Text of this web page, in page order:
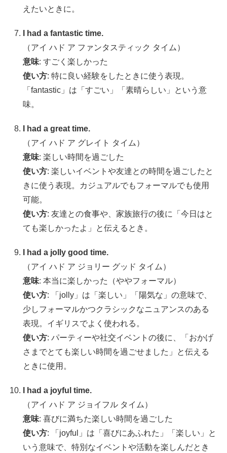
えたいときに。
I had a fantastic time.
（アイ ハド ア ファンタスティック タイム）
意味: すごく楽しかった
使い方: 特に良い経験をしたときに使う表現。
「fantastic」は「すごい」「素晴らしい」という意
味。
I had a great time.
（アイ ハド ア グレイト タイム）
意味: 楽しい時間を過ごした
使い方: 楽しいイベントや友達との時間を過ごしたと
きに使う表現。カジュアルでもフォーマルでも使用
可能。
使い方: 友達との食事や、家族旅行の後に「今日はと
ても楽しかったよ」と伝えるとき。
I had a jolly good time.
（アイ ハド ア ジョリー グッド タイム）
意味: 本当に楽しかった（ややフォーマル）
使い方: 「jolly」は「楽しい」「陽気な」の意味で、
少しフォーマルかつクラシックなニュアンスのある
表現。イギリスでよく使われる。
使い方: パーティーや社交イベントの後に、「おかげ
さまでとても楽しい時間を過ごせました」と伝える
ときに使用。
I had a joyful time.
（アイ ハド ア ジョイフル タイム）
意味: 喜びに満ちた楽しい時間を過ごした
使い方: 「joyful」は「喜びにあふれた」「楽しい」と
いう意味で、特別なイベントや活動を楽しんだとき